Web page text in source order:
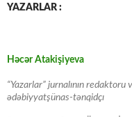
YAZARLAR :
Həcər Atakişiyeva
“Yazarlar” jurnalının redaktoru
ədəbiyyatşünas-tənqidçı